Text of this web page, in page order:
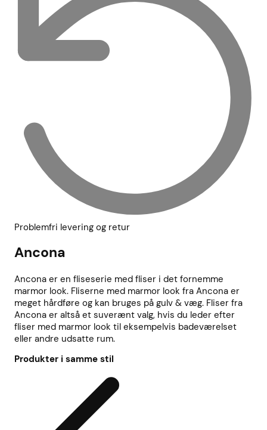
Problemfri levering og retur
Ancona
Ancona er en fliseserie med fliser i det fornemme
marmor look. Fliserne med marmor look fra Ancona er
meget hårdføre og kan bruges på gulv & væg. Fliser fra
Ancona er altså et suverænt valg, hvis du leder efter
fliser med marmor look til eksempelvis badeværelset
eller andre udsatte rum.
Produkter i samme stil